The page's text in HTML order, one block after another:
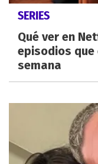
SERIES
Qué ver en
episodios
semana